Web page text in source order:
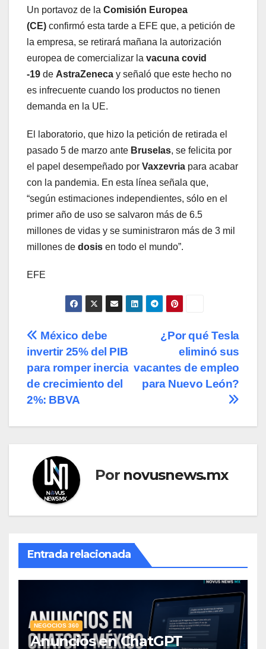
Un portavoz de la Comisión Europea
(CE) confirmó esta tarde a EFE que, a petición de
la empresa, se retirará mañana la autorización
europea de comercializar la vacuna covid
-19 de AstraZeneca y señaló que este hecho no
es infrecuente cuando los productos no tienen
demanda en la UE.
El laboratorio, que hizo la petición de retirada el
pasado 5 de marzo ante Bruselas, se felicita por
el papel desempeñado por Vaxzevria para acabar
con la pandemia. En esta línea señala que,
“según estimaciones independientes, sólo en el
primer año de uso se salvaron más de 6.5
millones de vidas y se suministraron más de 3 mil
millones de dosis en todo el mundo”.
EFE
Navegación
de
entradas
¿Por qué Tesla
eliminó sus
vacantes de empleo
para Nuevo León?
México debe
invertir 25% del PIB
para romper inercia
de crecimiento del
2%: BBVA
Por novusnews.mx
Entrada relacionada
NEGOCIOS 360
Anuncios en ChatGPT